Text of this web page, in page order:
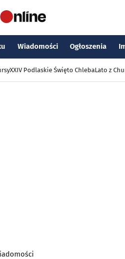
Wiadomości Ogłoszenia
XXIV Podlaskie Święto ChlebaLato z